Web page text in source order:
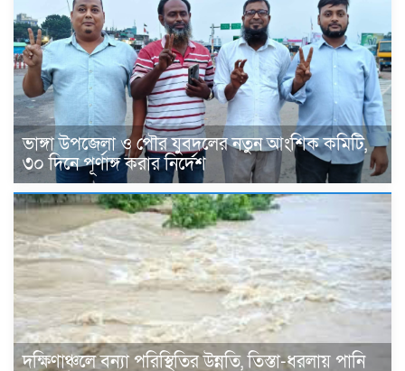
ভাঙ্গা উপজেলা ও পৌর যুবদলের নতুন আংশিক কমিটি,
৩০ দিনে পূর্ণাঙ্গ করার নির্দেশ
দক্ষিণাঞ্চলে বন্যা পরিস্থিতির উন্নতি, তিস্তা-ধরলায় পানি